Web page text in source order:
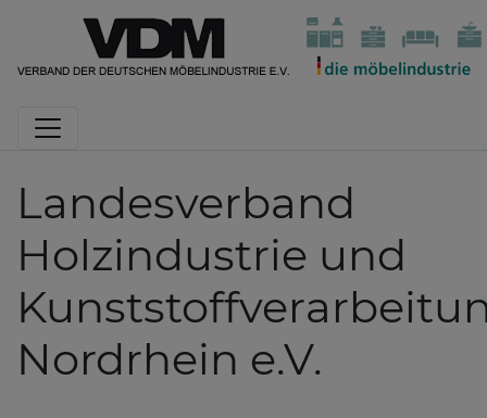
Landesverband
Holzindustrie und
Nordrhein e.V.